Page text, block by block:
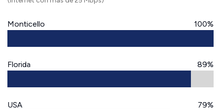
Monticello 100%
Florida 89%
USA 79%